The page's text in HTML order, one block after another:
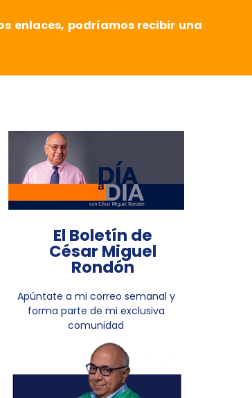
enlaces, podríamos recibir una
El Boletín de
César Miguel
Rondón
Apúntate a mi correo semanal y
forma parte de mi exclusiva
comunidad